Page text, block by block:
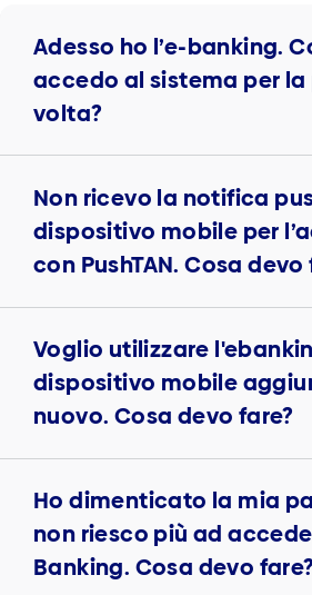
Adesso ho l’e-banking.
accedo al sistema per
volta?
Non ricevo la notifica
dispositivo mobile per
con PushTAN. Cosa devo
Voglio utilizzare
dispositivo mobile
nuovo. Cosa devo fare?
Ho dimenticato la mia
non riesco più ad
Banking. Cosa devo fare?